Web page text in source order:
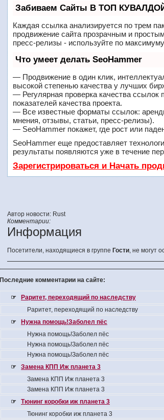
Забиваем Сайты В ТОП КУВАЛДОЙ
Каждая ссылка анализируется по трем
продвижение сайта прозрачным и
пресс-релизы - используйте по
Что умеет делать SeoHammer
— Продвижение в один клик,
высокой степенью качества у лучших
— Регулярная проверка качества ссылок
показателей качества проекта.
— Все известные форматы ссылок:
мнения, отзывы, статьи, пресс-релизы).
— SeoHammer покажет, где рост или
SeoHammer еще предоставляет
результаты появляются уже в течение
Зарегистрироваться и Начать
Автор новости: Rust
Комментарии:
Информация
Посетители, находящиеся в группе Гости, не могут
Последние комментарии на сайте:
☞
Раритет, переходящий по наследству
Раритет, переходящий по наследству
☞
Нужна помощь!Заболел пёс
Нужна помощь!Заболел пёс
Нужна помощь!Заболел пёс
Нужна помощь!Заболел пёс
☞
Замена КПП Иж планета 3
Замена КПП Иж планета 3
Замена КПП Иж планета 3
☞
Тюнинг коробки иж планета 3
Тюнинг коробки иж планета 3